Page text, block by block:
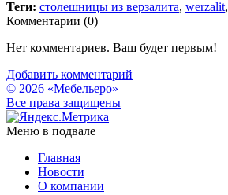
Теги: столешницы из верзалита, werzalit,
Комментарии (0)
Нет комментариев. Ваш будет первым!
Добавить комментарий
© 2026 «Мебельеро»
Bce права защищены
Меню в подвале
Главная
Новости
О компании